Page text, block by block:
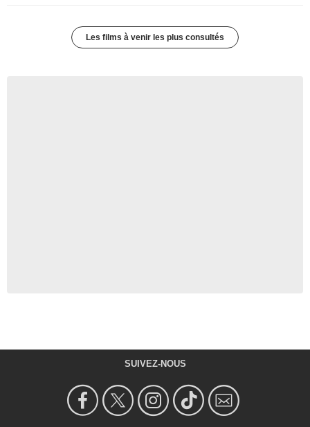
Les films à venir les plus consultés
SUIVEZ-NOUS